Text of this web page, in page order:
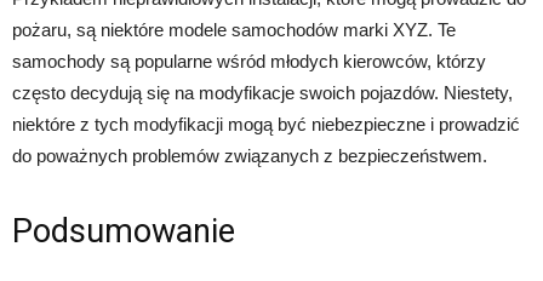
pożaru, są niektóre modele samochodów marki XYZ. Te
samochody są popularne wśród młodych kierowców, którzy
często decydują się na modyfikacje swoich pojazdów. Niestety,
niektóre z tych modyfikacji mogą być niebezpieczne i prowadzić
do poważnych problemów związanych z bezpieczeństwem.
Podsumowanie